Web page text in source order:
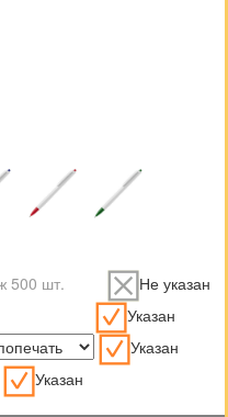
Не указан
Указан
Указан
Указан